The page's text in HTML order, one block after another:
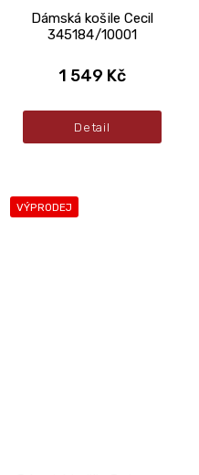
Dámská košile Cecil
345184/10001
1 549 Kč
Detail
VÝPRODEJ